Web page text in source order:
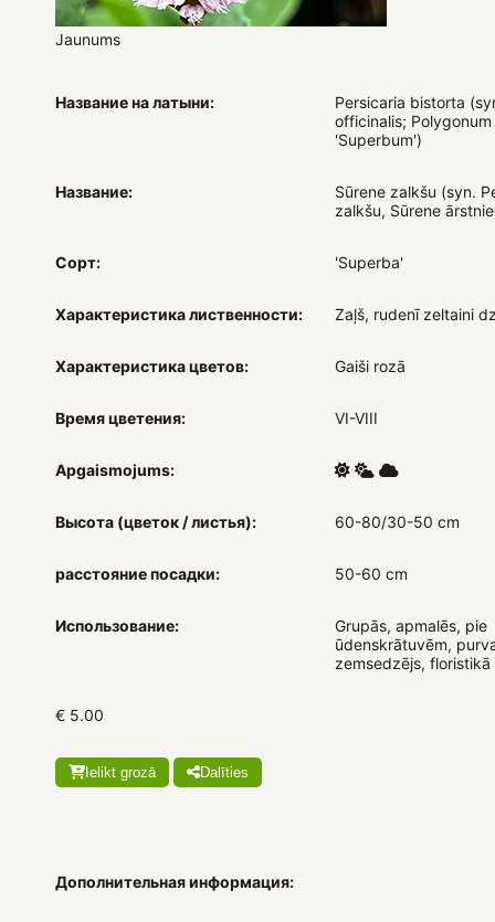
Jaunums
Название на латыни:
Persicaria bistorta
officinalis;
'Superbum')
Название:
Sūrene zalkšu (syn.
zalkšu, Sūrene
Сорт: 'Superba'
Характеристика лиственности: Zaļš, rudenī zeltaini
Характеристика цветов: Gaiši rozā
Время цветения: VI-VIII
Apgaismojums:
Высота (цветок / листья): 60-80/30-50 cm
расстояние посадки: 50-60 cm
Использование:
Grupās, apmalēs, pie
ūdenskrātuvēm,
zemsedzējs, floristikā
€ 5.00
Ielikt grozā Dalīties
Дополнительная информация: